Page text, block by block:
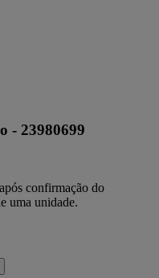
- 23980699
confirmação do
uma unidade.